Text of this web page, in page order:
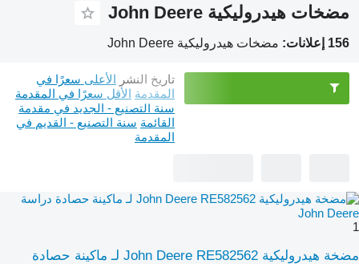
مضخات هيدروليكية John Deere
156 إعلانات: مضخات هيدروليكية John Deere
تاريخ النشر الأعلى سعرًا في
المقدمة الأقل سعرًا في المقدمة
سنة التصنيع - الجديد في مقدمة
القائمة سنة التصنيع - القديم في
المقدمة
1
مضخة هيدروليكية John Deere RE582562 لـ ماكينة حصادة